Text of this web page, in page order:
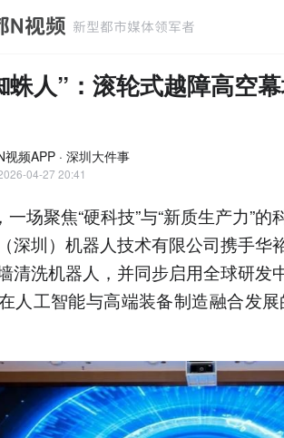
蛛人”：滚轮式越障高空
视频APP · 深圳大件事
04-27 20:41
场聚焦“硬科技”与“新质生产力”的
深圳）机器人技术有限公司携手华
清洗机器人，并同步启用全球研发
人工智能与高端装备制造融合发